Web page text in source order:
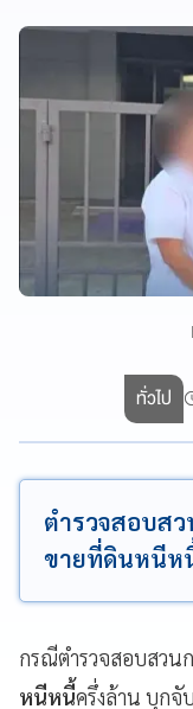
ทั่วไป
ตำรวจสอบสว
ขายที่ดินหนีห
กรณีตำรวจสอบสวน
หนีหนี้ครึ่งล้าน บุกจั